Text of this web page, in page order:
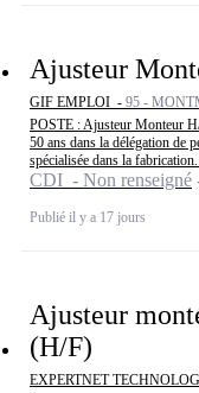
Ajusteur
GIF EMPLOI - 95 -
POSTE : Ajusteur Monteur
50 ans dans la délégation de
spécialisée dans la
CDI - Non renseigné
Publié il y a 17 jours
Ajusteur
(H/F)
EXPERTNET